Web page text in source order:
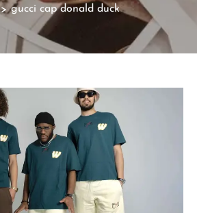
> gucci cap donald duck